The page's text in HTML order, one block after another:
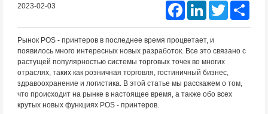
2023-02-03 FacebookLinkedIn Twitter
Рынок POS - принтеров в последнее время процветает, и
появилось много интересных новых разработок. Все это связано с
растущей популярностью системы торговых точек во многих
отраслях, таких как розничная торговля, гостиничный бизнес,
здравоохранение и логистика. В этой статье мы расскажем о том,
что происходит на рынке в настоящее время, а также обо всех
крутых новых функциях POS - принтеров.